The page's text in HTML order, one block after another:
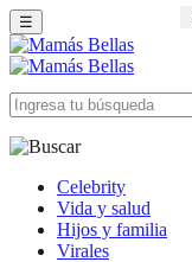
☰
Celebrity
Vida y salud
Hijos y familia
Virales